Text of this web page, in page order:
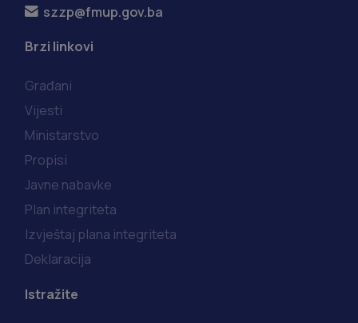
szzp@fmup.gov.ba
Brzi linkovi
Građani
Vijesti
Ministarstvo
Propisi
Javne nabavke
Plan integriteta
Izvještaj plana integriteta
Deklaracija
Istražite